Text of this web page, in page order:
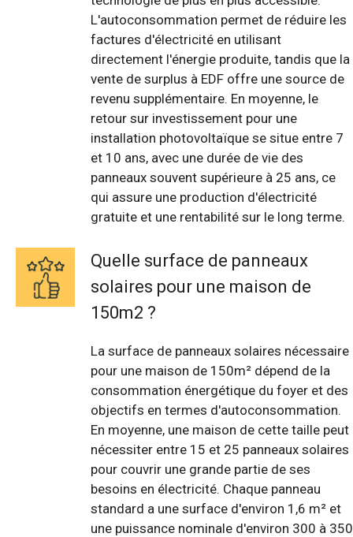
L'autoconsommation permet de réduire les
factures d'électricité en utilisant
directement l'énergie produite, tandis que la
vente de surplus à EDF offre une source de
revenu supplémentaire. En moyenne, le
retour sur investissement pour une
installation photovoltaïque se situe entre 7
et 10 ans, avec une durée de vie des
panneaux souvent supérieure à 25 ans, ce
qui assure une production d'électricité
gratuite et une rentabilité sur le long terme.
Quelle surface de panneaux
solaires pour une maison de
150m2 ?
La surface de panneaux solaires nécessaire
pour une maison de 150m² dépend de la
consommation énergétique du foyer et des
objectifs en termes d'autoconsommation.
En moyenne, une maison de cette taille peut
nécessiter entre 15 et 25 panneaux solaires
pour couvrir une grande partie de ses
besoins en électricité. Chaque panneau
standard a une surface d'environ 1,6 m² et
une puissance nominale d'environ 300 à 350